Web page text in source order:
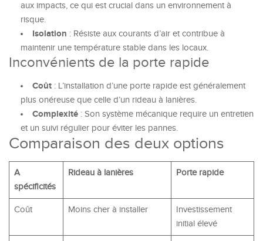
aux impacts, ce qui est crucial dans un environnement à
risque.
Isolation : Résiste aux courants d’air et contribue à
maintenir une température stable dans les locaux.
Inconvénients de la porte rapide
Coût : L’installation d’une porte rapide est généralement
plus onéreuse que celle d’un rideau à lanières.
Complexité : Son système mécanique require un entretien
et un suivi régulier pour éviter les pannes.
Comparaison des deux options
A
spécificités
Rideau à lanières Porte rapide
Coût Moins cher à installer
Investissement
initial élevé